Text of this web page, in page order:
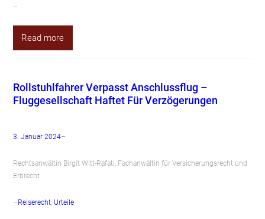
…
Read more
Rollstuhlfahrer Verpasst Anschlussflug –
Fluggesellschaft Haftet Für Verzögerungen
3. Januar 2024–
Rechtsanwältin Birgit Witt-Rafati, Fachanwältin für Versicherungsrecht und
Erbrecht
–Reiserecht, Urteile